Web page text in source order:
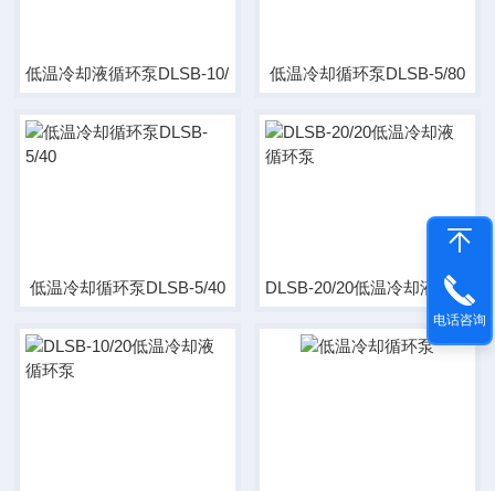
低温冷却液循环泵DLSB-10/120 低温冷却循环泵DLSB-5/80
低温冷却循环泵DLSB-5/40 DLSB-20/20低温冷却液循环泵
电话咨询